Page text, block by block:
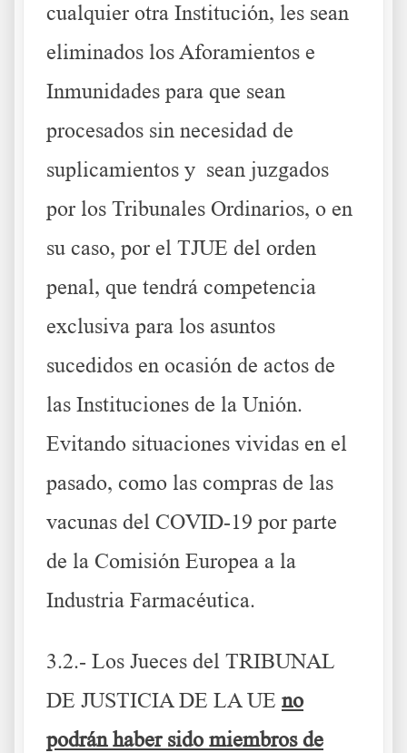
cualquier otra Institución, les sean
eliminados los Aforamientos e
Inmunidades para que sean
procesados sin necesidad de
suplicamientos y sean juzgados
por los Tribunales Ordinarios, o en
su caso, por el TJUE del orden
penal, que tendrá competencia
exclusiva para los asuntos
sucedidos en ocasión de actos de
las Instituciones de la Unión.
Evitando situaciones vividas en el
pasado, como las compras de las
vacunas del COVID-19 por parte
de la Comisión Europea a la
Industria Farmacéutica.
3.2.- Los Jueces del TRIBUNAL
DE JUSTICIA DE LA UE no
podrán haber sido miembros de